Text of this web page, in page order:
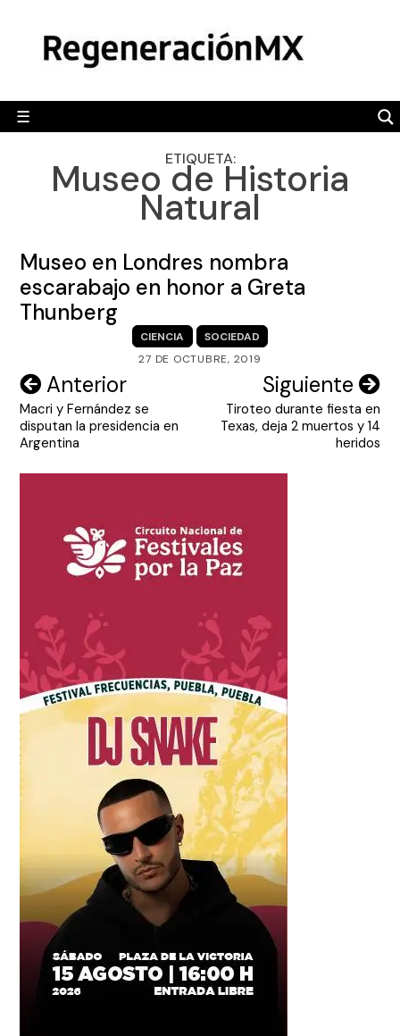
content
☰
POLÍTICA
CAMALEÓN
OPINIÓN
DEPORTES
VIDEOS
ETIQUETA:
Museo de Historia
Natural
Museo en Londres nombra
escarabajo en honor a Greta
Thunberg
CIENCIA
SOCIEDAD
27 DE OCTUBRE, 2019
Navegación
de
entradas
Anterior
Macri y Fernández se
disputan la presidencia en
Argentina
Siguiente
Tiroteo durante fiesta en
Texas, deja 2 muertos y 14
heridos